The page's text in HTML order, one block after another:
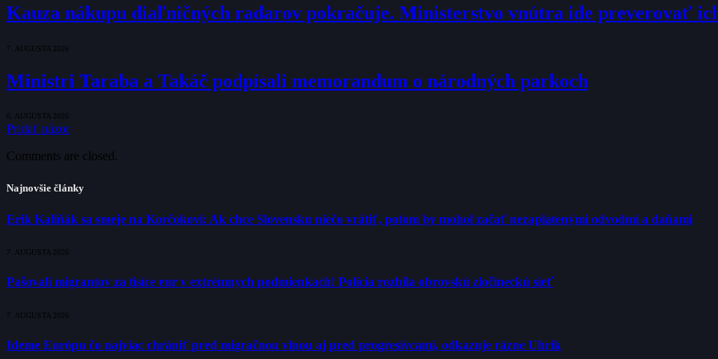
Kauza nákupu diaľničných radarov pokračuje. Ministerstvo vnútra ide preverovať
7. AUGUSTA 2026
Ministri Taraba a Takáč podpísali memorandum o národných parkoch
6. AUGUSTA 2026
Pridať názor
Comments are closed.
Najnovšie články
Erik Kaliňák sa smeje na Korčokovi: Ak chce Slovensku niečo vrátiť, potom by mohol začať nezaplatenými odvodmi a daňami
7. AUGUSTA 2026
Pašovali migrantov za tisíce eur v extrémnych podmienkach! Polícia rozbila obrovskú zločineckú sieť
7. AUGUSTA 2026
Ideme Európu čo najviac chrániť pred migračnou vlnou aj pred progresívcami, odkazuje rázne Uhrík